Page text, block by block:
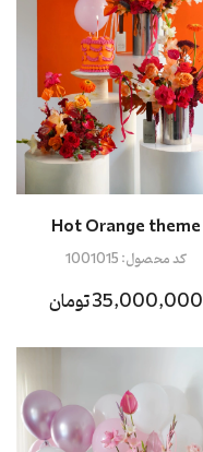
Hot Orange theme
35,000,000 تومان
کد محصول:1001015